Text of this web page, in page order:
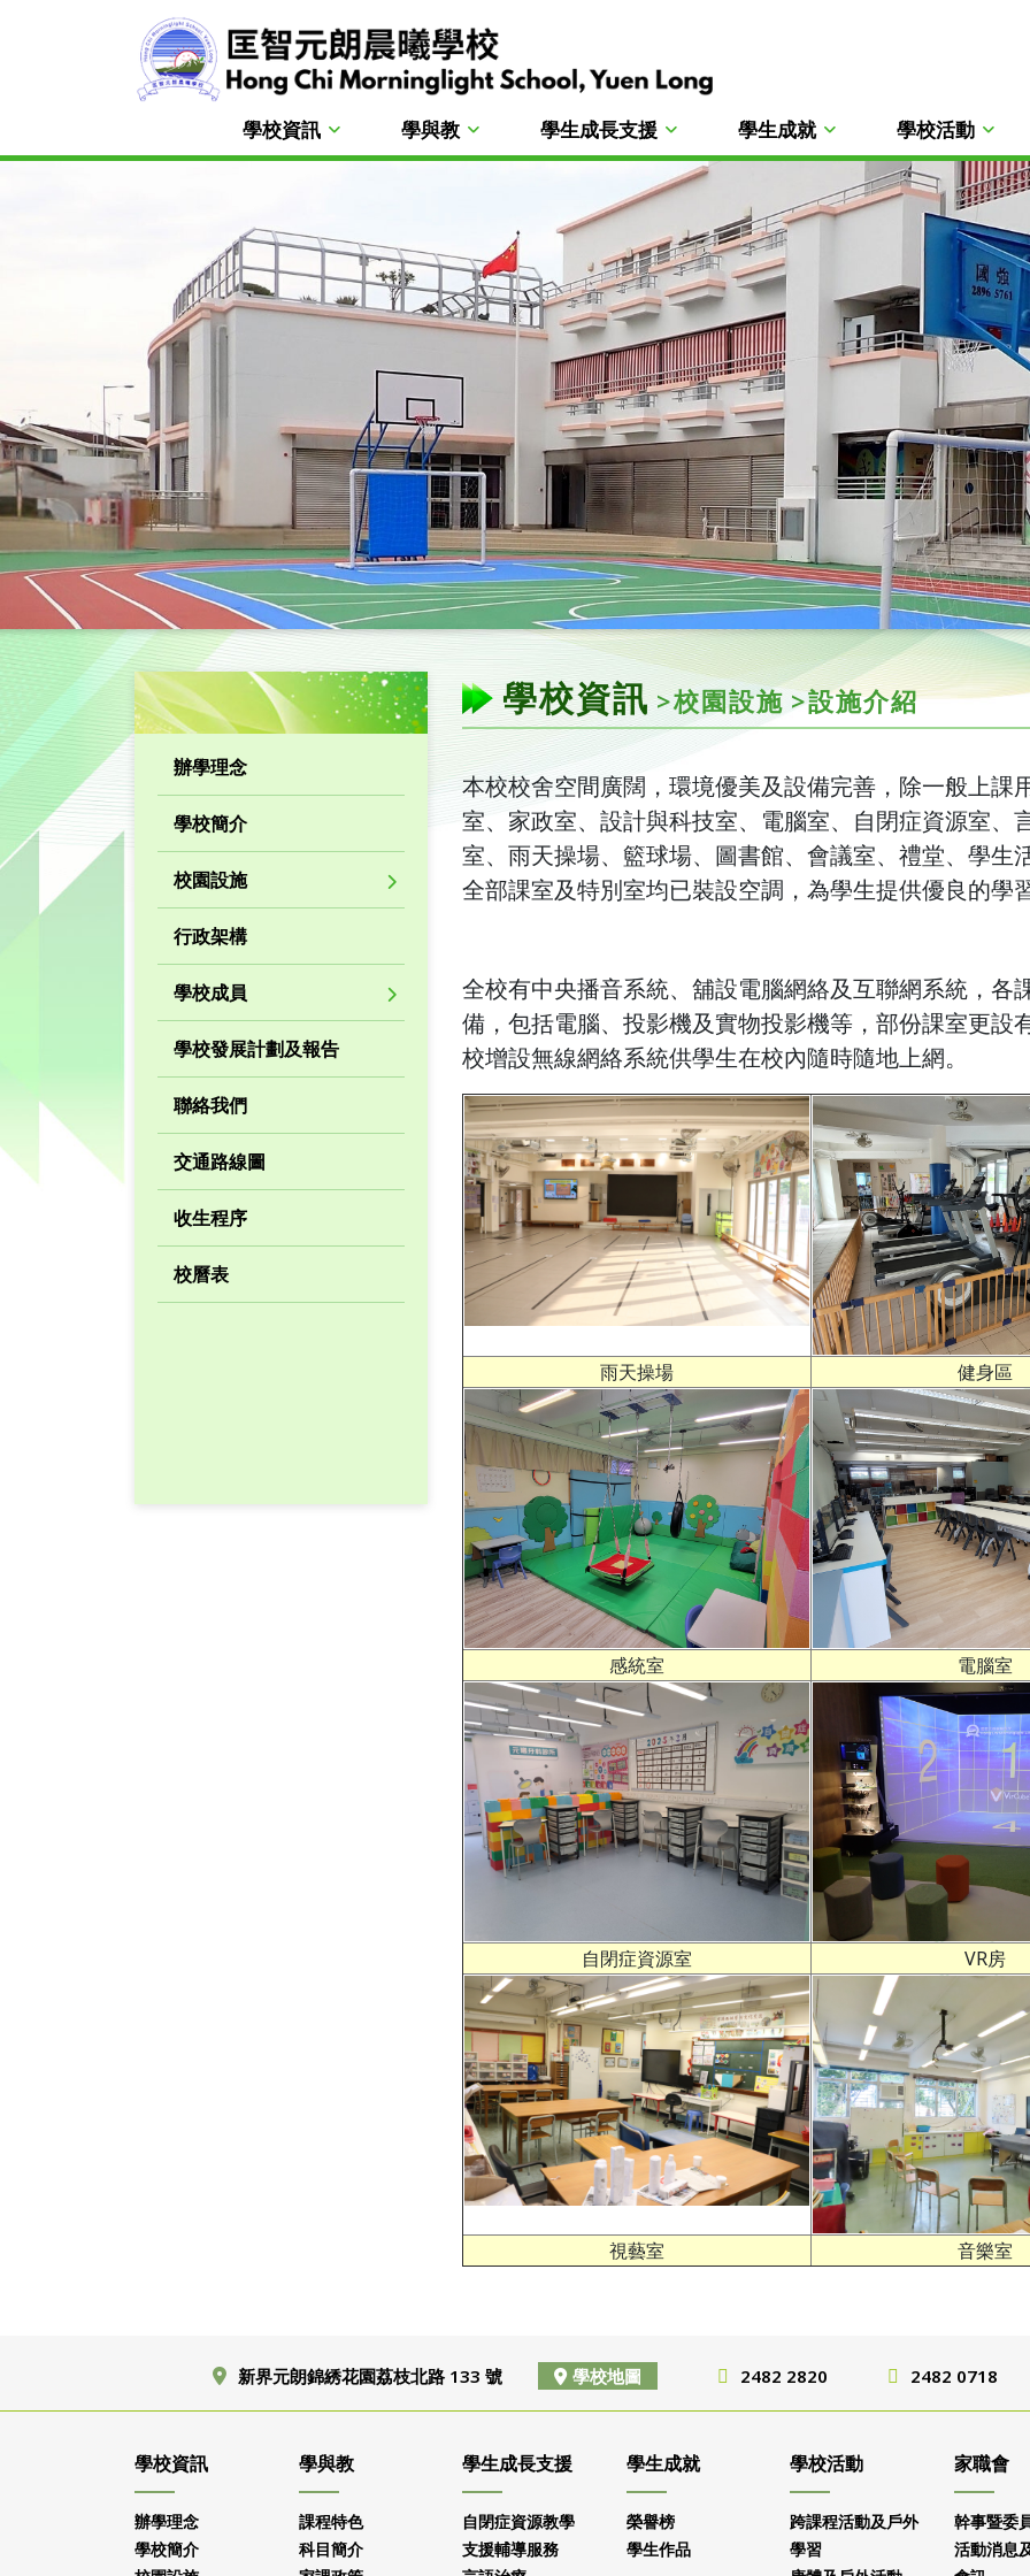
學校資訊 學與教 學生成長支援 學生成就 學校活動
辦學理念
學校簡介
校園設施
行政架構
學校成員
學校發展計劃及報告
聯絡我們
交通路線圖
收生程序
校曆表
學校資訊 >校園設施 >設施介紹
本校校舍空間廣闊，環境優美及設備完善，除一般上課
室、家政室、設計與科技室、電腦室、自閉症資源室、
室、雨天操場、籃球場、圖書館、會議室、禮堂、學生
全部課室及特別室均已裝設空調，為學生提供優良的學
全校有中央播音系統、舖設電腦網絡及互聯網系統，各
備，包括電腦、投影機及實物投影機等，部份課室更設
校增設無線網絡系統供學生在校內隨時隨地上網。
雨天操場 健身區
感統室 電腦室
自閉症資源室 VR房
視藝室 音樂室
新界元朗錦綉花園荔枝北路 133 號 學校地圖 2482 2820 2482 0718
學校資訊
辦學理念
學校簡介
學與教
課程特色
科目簡介
學生成長支援
自閉症資源教學
支援輔導服務
學生成就
榮譽榜
學生作品
學校活動
跨課程活動及戶外
學習
家職會
幹事暨委
活動消息